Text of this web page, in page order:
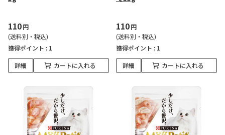
110円
(送料別・税込)
獲得ポイント : 1
詳細 カートに入れる
110円
(送料別・税込)
獲得ポイント : 1
詳細 カートに入れる